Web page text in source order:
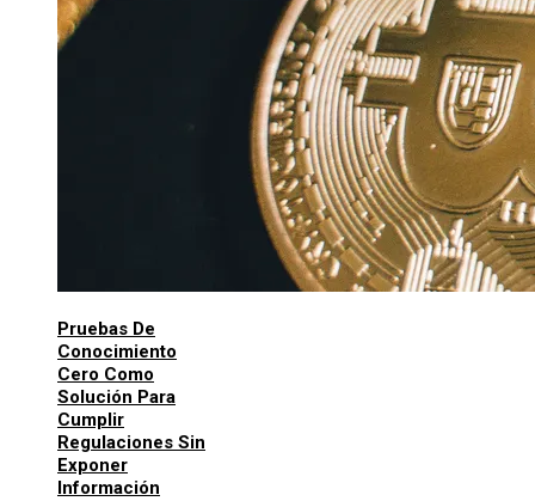
Pruebas De
Conocimiento
Cero Como
Solución Para
Cumplir
Regulaciones Sin
Exponer
Información